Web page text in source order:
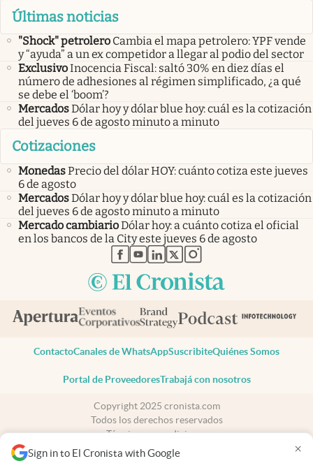
Sign in to El Cronista with Google ×
Últimas noticias
"Shock" petrolero Cambia el mapa petrolero: YPF vende
y “ayuda” a un ex competidor a llegar al podio del sector
ExclusivoInocencia Fiscal: saltó 30% en diez días el
número de adhesiones al régimen simplificado, ¿a qué
se debe el ‘boom’?
MercadosDólar hoy y dólar blue hoy: cuál es la cotización
del jueves 6 de agosto minuto a minuto
Cotizaciones
MonedasPrecio del dólar HOY: cuánto cotiza este jueves
6 de agosto
MercadosDólar hoy y dólar blue hoy: cuál es la cotización
del jueves 6 de agosto minuto a minuto
Mercado cambiarioDólar hoy: a cuánto cotiza el oficial
en los bancos de la City este jueves 6 de agosto
abre en nueva pestaña
abre en nueva pestaña
abre en nueva pestaña
abre en nueva pestaña
abre en nueva pestaña
ContactoCanales de WhatsAppSuscribiteQuiénes Somos
Portal de ProveedoresTrabajá con nosotros
Copyright 2025 cronista.com
Todos los derechos reservados
Términos y condiciones
Privacidad
Consentimiento